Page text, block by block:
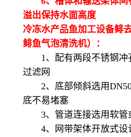
溢出保持水面高度
冷冻水产品鱼加工设备鲱
鲱鱼气泡清洗机）：
1、配有两段不锈钢冲
过滤网
2、底部倾斜选用DN50
底不易堵塞
3、管道连接选用软管
4、网带架体开放式设